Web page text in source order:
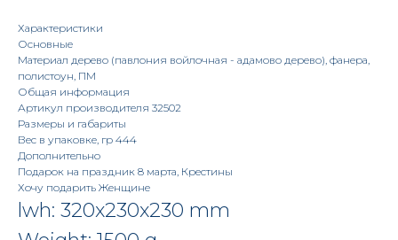
Характеристики
Основные
Материал дерево (павлония войлочная - адамово дерево), фанера,
полистоун, ПМ
Общая информация
Артикул производителя 32502
Размеры и габариты
Вес в упаковке, гр 444
Дополнительно
Подарок на праздник 8 марта, Крестины
Хочу подарить Женщине
lwh: 320x230x230 mm